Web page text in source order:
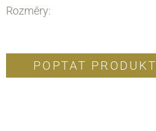
Rozměry:
POPTAT PRODUKT